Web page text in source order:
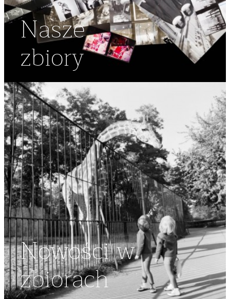
Nasze
zbiory
Nowości w
zbiorach